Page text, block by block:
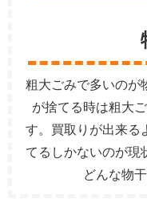
粗大ごみで多いのが
が捨てる時は粗大
す。買取りが出来る
てるしかないのが現
どんな物